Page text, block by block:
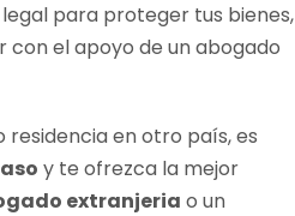
para proteger tus bienes,
el apoyo de un abogado
residencia en otro país, es
y te ofrezca la mejor
extranjeria o un